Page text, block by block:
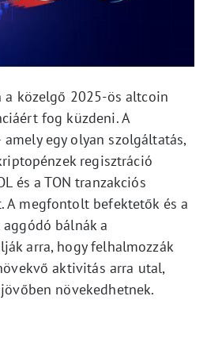
a közelgő 2025-ös altcoin
fog küzdeni. A
amely egy olyan szolgáltatás,
regisztráció
és a TON tranzakciós
A megfontolt befektetők és a
bálnák a
arra, hogy felhalmozzák
aktivitás arra utal,
növekedhetnek.